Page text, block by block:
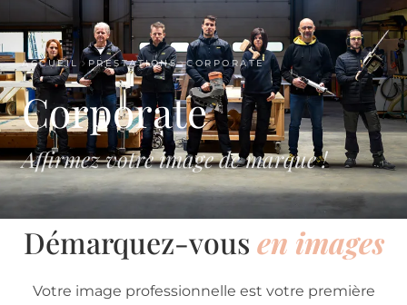
ACCUEIL PRESTATIONS CORPORATE
Corporate
Affirmez votre image de marque !
Démarquez-vous en images
Votre image professionnelle est votre première